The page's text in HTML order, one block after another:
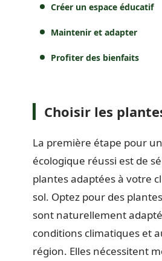
Créer un espace éducatif
Maintenir et adapter
Profiter des bienfaits
Choisir les
La première étape pour
écologique réussi est de
plantes adaptées à votre
sol. Optez pour des
sont naturellement
conditions climatiques et
région. Elles nécessitent